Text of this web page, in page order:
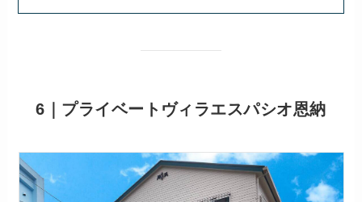
6｜プライベートヴィラエスパシオ恩納